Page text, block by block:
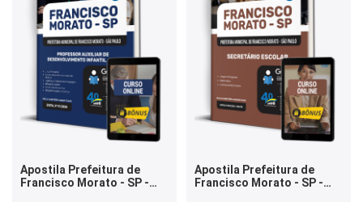
Apostila Prefeitura de
Francisco Morato - SP -
Apostila Prefeitura de
Francisco Morato - SP -